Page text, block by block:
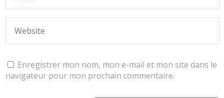
Enregistrer mon nom, mon e-mail et mon site dans le
navigateur pour mon prochain commentaire.